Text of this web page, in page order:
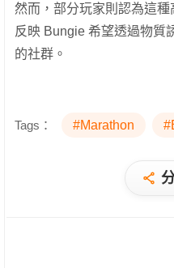
然而，部分玩家則認為這種
反映 Bungie 希望透過物質
的社群。
Tags： #Marathon